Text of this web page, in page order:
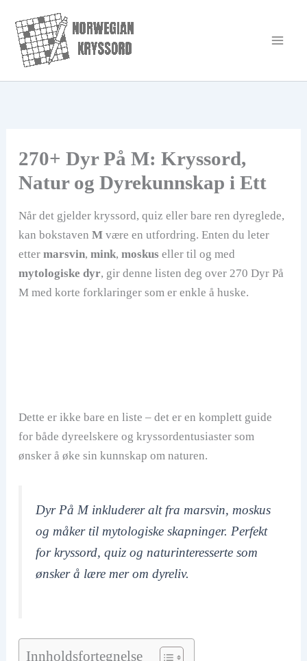
rett
innholdet
270+ Dyr På M: Kryssord,
Natur og Dyrekunnskap i Ett
Når det gjelder kryssord, quiz eller bare ren dyreglede,
kan bokstaven Mvære en utfordring. Enten du leter
etter marsvin, mink, moskus eller til og med
mytologiske dyr, gir denne listen deg over 270 Dyr På
M med korte forklaringer som er enkle å huske.
Dette er ikke bare en liste – det er en komplett guide
for både dyreelskere og kryssordentusiaster som
ønsker å øke sin kunnskap om naturen.
Dyr På M inkluderer alt fra marsvin, moskus
og måker til mytologiske skapninger. Perfekt
for kryssord, quiz og naturinteresserte som
ønsker å lære mer om dyreliv.
Innholdsfortegnelse